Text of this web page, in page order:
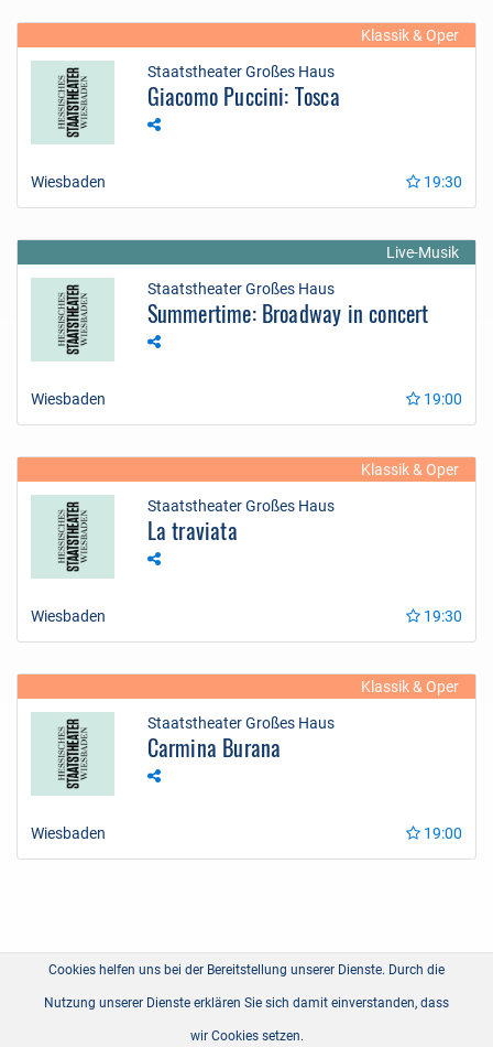
Klassik & Oper
Staatstheater Großes Haus
Giacomo Puccini: Tosca
Wiesbaden 19:30
Live-Musik
Staatstheater Großes Haus
Summertime: Broadway in concert
Wiesbaden 19:00
Klassik & Oper
Staatstheater Großes Haus
La traviata
Wiesbaden 19:30
Klassik & Oper
Staatstheater Großes Haus
Carmina Burana
Wiesbaden 19:00
Cookies helfen uns bei der Bereitstellung unserer Dienste. Durch die
Nutzung unserer Dienste erklären Sie sich damit einverstanden, dass
wir Cookies setzen.